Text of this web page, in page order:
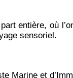
entière, où
sensoriel.
Marine et